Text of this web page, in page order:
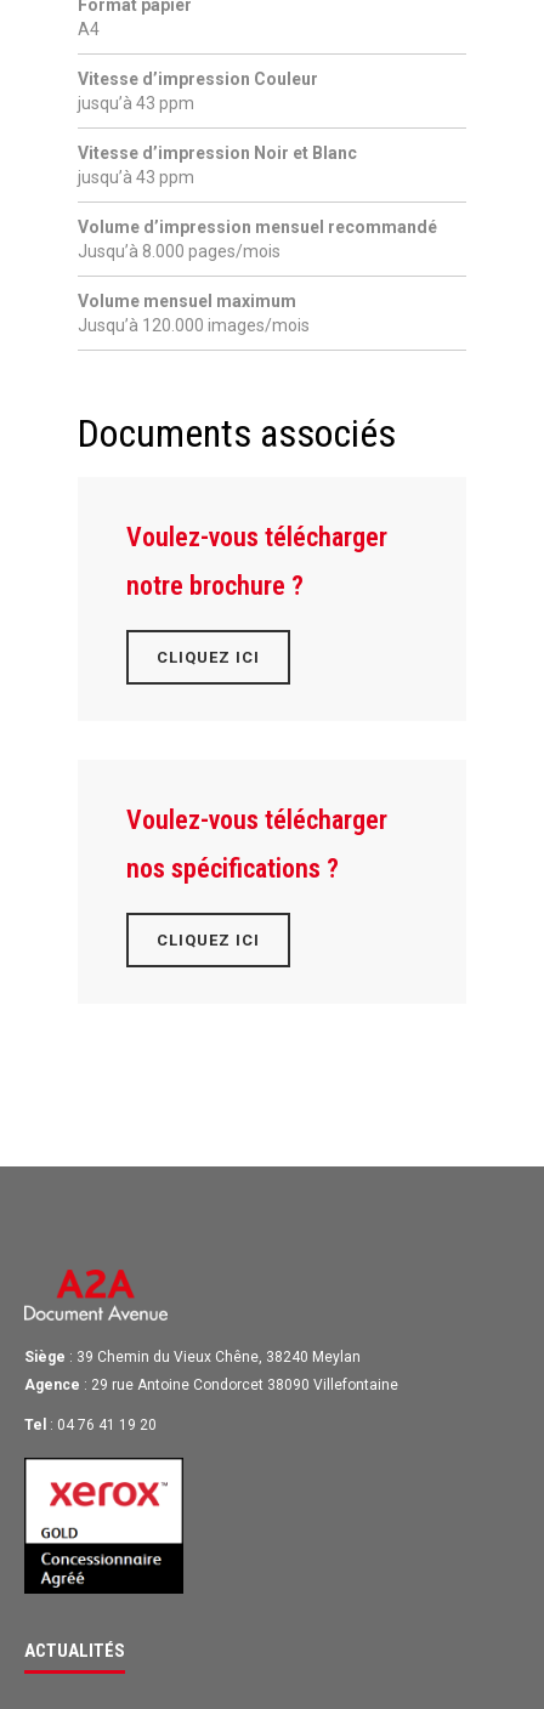
Format papier
A4
Vitesse d’impression Couleur
jusqu’à 43 ppm
Vitesse d’impression Noir et Blanc
jusqu’à 43 ppm
Volume d’impression mensuel recommandé
Jusqu’à 8.000 pages/mois
Volume mensuel maximum
Jusqu’à 120.000 images/mois
Documents associés
Voulez-vous télécharger
notre brochure ?
CLIQUEZ ICI
Voulez-vous télécharger
nos spécifications ?
CLIQUEZ ICI
Siège : 39 Chemin du Vieux Chêne, 38240 Meylan
Agence : 29 rue Antoine Condorcet 38090 Villefontaine
Tel : 04 76 41 19 20
ACTUALITÉS